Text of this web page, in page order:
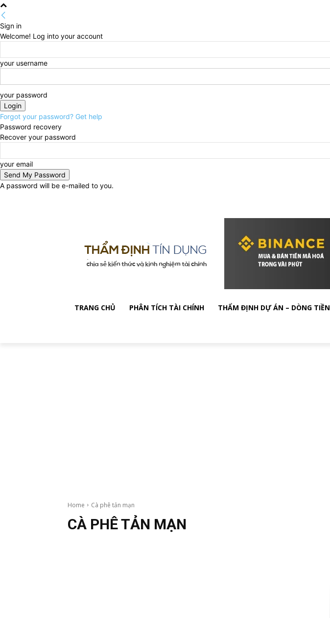
Sign in
Welcome! Log into your account
your username
your password
Forgot your password? Get help
Password recovery
Recover your password
your email
A password will be e-mailed to you.
TRANG CHỦ PHÂN TÍCH TÀI CHÍNH THẨM ĐỊNH DỰ ÁN – DÒNG TIỀN
Home Cà phê tản mạn
CÀ PHÊ TẢN MẠN